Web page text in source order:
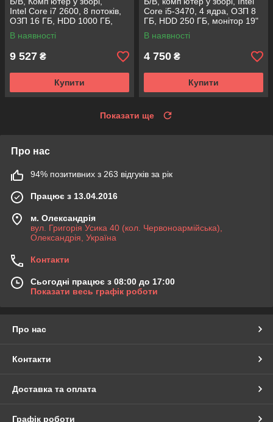
Intel Core i7 2600, 8 потоків,
ОЗП 16 ГБ, HDD 1000 ГБ,
відео 4 ГБ, монітор 19"
В наявності
9 527 ₴
Купити
Core i5-3470, 4 ядра, ОЗП 8
ГБ, HDD 250 ГБ, монітор 19"
В наявності
4 750 ₴
Купити
Показати ще
Про нас
94% позитивних з 263 відгуків за рік
Працює з 13.04.2016
м. Олександрія
вул. Григорія Усика 40 (кол. Червоноармійська),
Олександрія, Україна
Контакти
Сьогодні працює з 08:00 до 17:00
Показати весь графік роботи
Про нас
Контакти
Доставка та оплата
Графік роботи